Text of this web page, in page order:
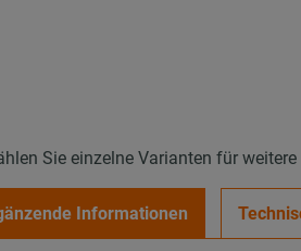
Sie einzelne Varianten für
Informationen